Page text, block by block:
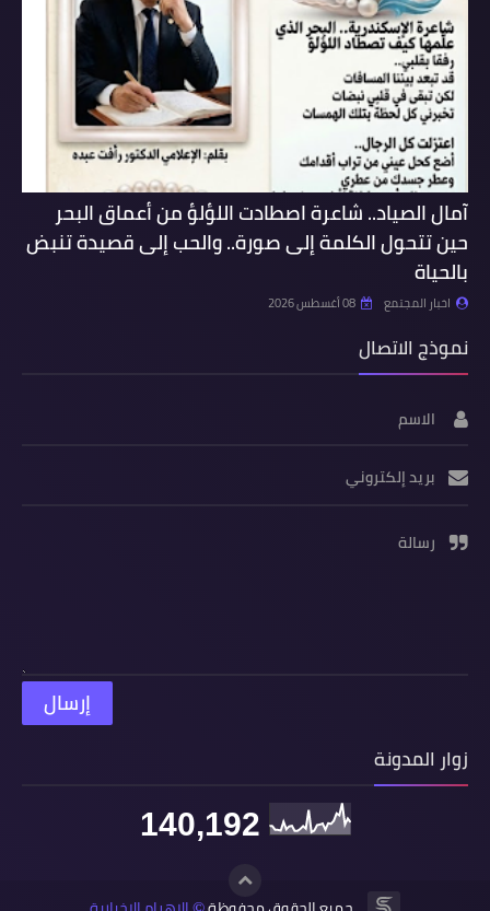
آمال الصياد.. شاعرة اصطادت اللؤلؤ من أعماق البحر
حين تتحول الكلمة إلى صورة.. والحب إلى قصيدة تنبض
بالحياة
اخبار المجتمع 08 أغسطس 2026
نموذج الاتصال
الاسم
بريد إلكتروني
رسالة
زوار المدونة
140,192
©